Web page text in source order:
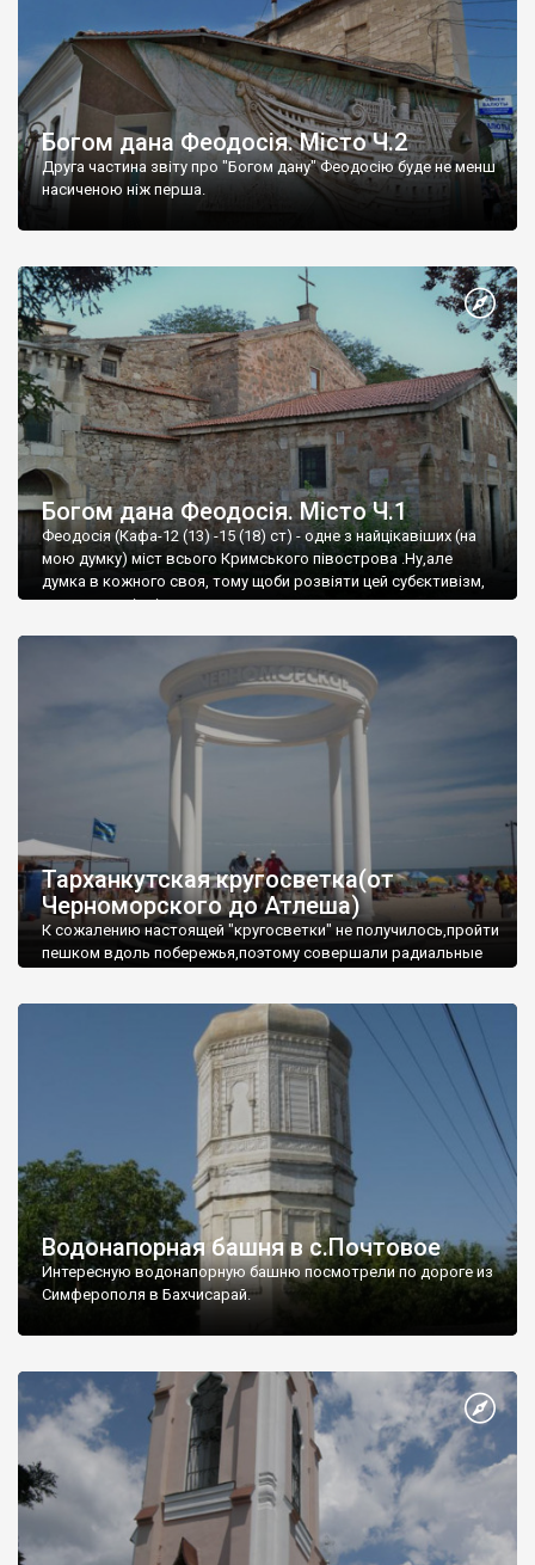
Богом дана Феодосія. Місто Ч.2
Друга частина звіту про "Богом дану" Феодосію буде не менш
насиченою ніж перша.
Богом дана Феодосія. Місто Ч.1
Феодосія (Кафа-12 (13) -15 (18) ст) - одне з найцікавіших (на
мою думку) міст всього Кримського півострова .Ну,але
думка в кожного своя, тому щоби розвіяти цей субєктивізм,
запрошую відвідати це
Тарханкутская кругосветка(от
Черноморского до Атлеша)
К сожалению настоящей "кругосветки" не получилось,пройти
пешком вдоль побережья,поэтому совершали радиальные
Водонапорная башня в с.Почтовое
Интересную водонапорную башню посмотрели по дороге из
Симферополя в Бахчисарай.